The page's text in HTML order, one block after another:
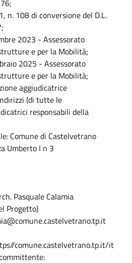
n. 108 di conversione del D.L.
2023 - Assessorato
e per la Mobilità;
2025 - Assessorato
e per la Mobilità;
aggiudicatrice
(di tutte le
responsabili della
Comune di Castelvetrano
Umberto I n 3
Pasquale Calamia
Progetto)
comune.castelvetrano.tp.it/it